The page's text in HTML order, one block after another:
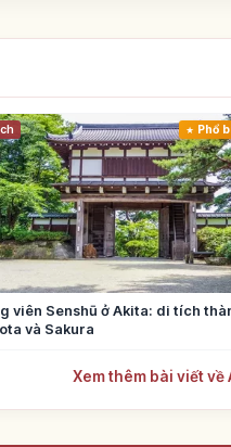
Phổ
viên Senshū ở Akita: di tích
và Sakura
Xem thêm bài viết về